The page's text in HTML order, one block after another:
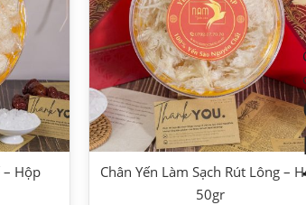
– Hộp
Chân Yến Làm Sạch Rút Lông –
50gr